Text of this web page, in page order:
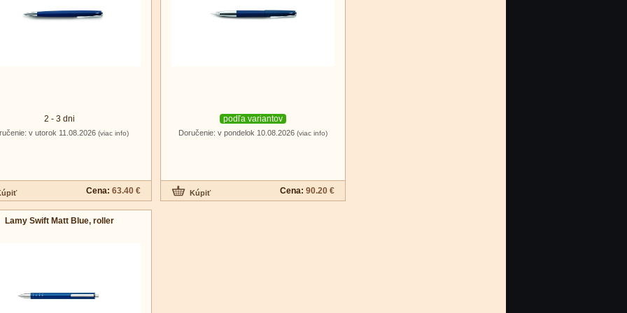
2 - 3 dni
v utorok 11.08.2026 (viac info)
Cena: 63.40 €
podľa variantov
Doručenie: v pondelok 10.08.2026 (viac info)
Cena: 90.20 €
Lamy Swift Matt Blue, roller